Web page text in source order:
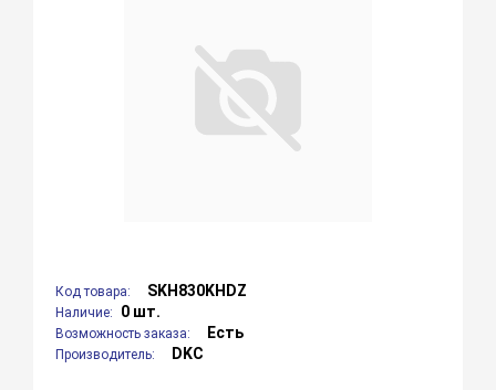
Код товара: SKH830KHDZ
Наличие: 0 шт.
Возможность заказа: Есть
Производитель: DKC